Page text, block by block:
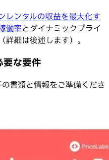
レンタルの収益を最大化す
働率とダイナミックプライ
細は後述します）。
な要件
書類と情報をご準備くださ